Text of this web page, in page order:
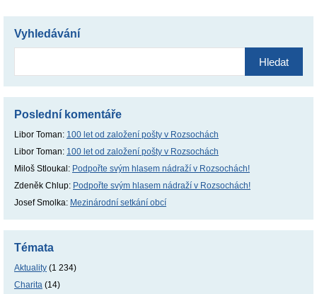
Vyhledávání
Poslední komentáře
Libor Toman: 100 let od založení pošty v Rozsochách
Libor Toman: 100 let od založení pošty v Rozsochách
Miloš Stloukal : Podpořte svým hlasem nádraží v Rozsochách!
Zdeněk Chlup: Podpořte svým hlasem nádraží v Rozsochách!
Josef Smolka: Mezinárodní setkání obcí
Témata
Aktuality (1 234)
Charita (14)